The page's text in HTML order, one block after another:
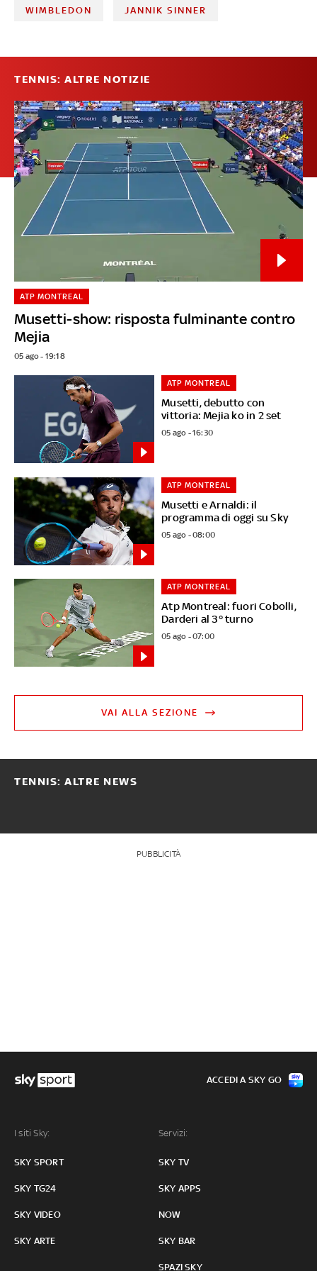
WIMBLEDON JANNIK SINNER
TENNIS: ALTRE NOTIZIE
Musetti-show: risposta fulminante contro
Mejia
ATP MONTREAL
05 ago - 19:18
Musetti, debutto con
vittoria: Mejia ko in 2 set
ATP MONTREAL
05 ago - 16:30
Musetti e Arnaldi: il
programma di oggi su Sky
ATP MONTREAL
05 ago - 08:00
Atp Montreal: fuori Cobolli,
Darderi al 3° turno
ATP MONTREAL
05 ago - 07:00
VAI ALLA SEZIONE
TENNIS: ALTRE NEWS
PUBBLICITÀ
I siti Sky:
SKY SPORT
SKY TG24
SKY VIDEO
SKY ARTE
Servizi:
SKY TV
SKY APPS
NOW
SKY BAR
SPAZI SKY
ACCEDI A SKY GO